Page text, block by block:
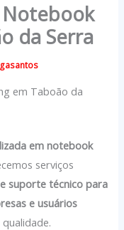
Notebook
da Serra
em Taboão da
em notebook
serviços
suporte técnico para
e usuários